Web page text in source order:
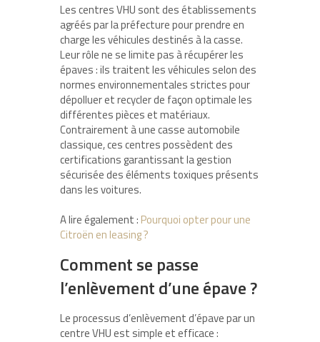
Les centres VHU sont des établissements
agréés par la préfecture pour prendre en
charge les véhicules destinés à la casse.
Leur rôle ne se limite pas à récupérer les
épaves : ils traitent les véhicules selon des
normes environnementales strictes pour
dépolluer et recycler de façon optimale les
différentes pièces et matériaux.
Contrairement à une casse automobile
classique, ces centres possèdent des
certifications garantissant la gestion
sécurisée des éléments toxiques présents
dans les voitures.
A lire également : Pourquoi opter pour une
Citroën en leasing ?
Comment se passe
l’enlèvement d’une épave ?
Le processus d’enlèvement d’épave par un
centre VHU est simple et efficace :